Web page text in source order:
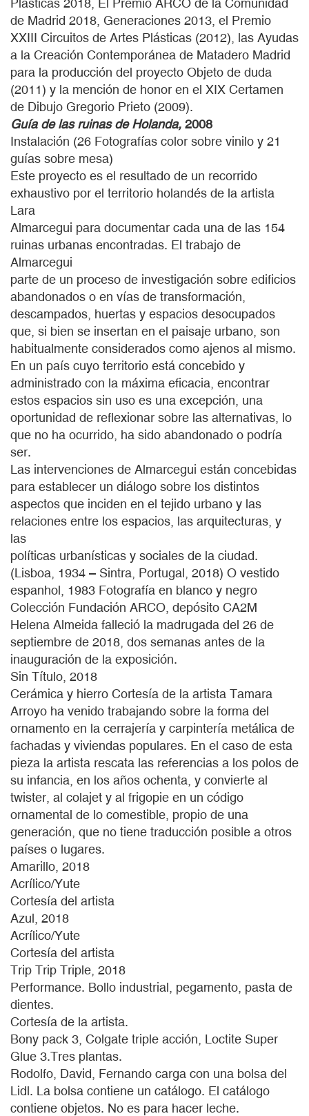
Plásticas 2018, El Premio ARCO de la Comunidad
de Madrid 2018, Generaciones 2013, el Premio
XXIII Circuitos de Artes Plásticas (2012), las Ayudas
a la Creación Contemporánea de Matadero Madrid
para la producción del proyecto Objeto de duda
(2011) y la mención de honor en el XIX Certamen
de Dibujo Gregorio Prieto (2009).
Guía de las ruinas de Holanda, 2008
Instalación (26 Fotografías color sobre vinilo y 21
guías sobre mesa)
Este proyecto es el resultado de un recorrido
exhaustivo por el territorio holandés de la artista
Lara
Almarcegui para documentar cada una de las 154
ruinas urbanas encontradas. El trabajo de
Almarcegui
parte de un proceso de investigación sobre edificios
abandonados o en vías de transformación,
descampados, huertas y espacios desocupados
que, si bien se insertan en el paisaje urbano, son
habitualmente considerados como ajenos al mismo.
En un país cuyo territorio está concebido y
administrado con la máxima eficacia, encontrar
estos espacios sin uso es una excepción, una
oportunidad de reflexionar sobre las alternativas, lo
que no ha ocurrido, ha sido abandonado o podría
ser.
Las intervenciones de Almarcegui están concebidas
para establecer un diálogo sobre los distintos
aspectos que inciden en el tejido urbano y las
relaciones entre los espacios, las arquitecturas, y
las
políticas urbanísticas y sociales de la ciudad.
(Lisboa, 1934 – Sintra, Portugal, 2018) O vestido
espanhol, 1983 Fotografía en blanco y negro
Colección Fundación ARCO, depósito CA2M
Helena Almeida falleció la madrugada del 26 de
septiembre de 2018, dos semanas antes de la
inauguración de la exposición.
Sin Título, 2018
Cerámica y hierro Cortesía de la artista Tamara
Arroyo ha venido trabajando sobre la forma del
ornamento en la cerrajería y carpintería metálica de
fachadas y viviendas populares. En el caso de esta
pieza la artista rescata las referencias a los polos de
su infancia, en los años ochenta, y convierte al
twister, al colajet y al frigopie en un código
ornamental de lo comestible, propio de una
generación, que no tiene traducción posible a otros
países o lugares.
Amarillo, 2018
Acrílico/Yute
Cortesía del artista
Azul, 2018
Acrílico/Yute
Cortesía del artista
Trip Trip Triple, 2018
Performance. Bollo industrial, pegamento, pasta de
dientes.
Cortesía de la artista.
Bony pack 3, Colgate triple acción, Loctite Super
Glue 3.Tres plantas.
Rodolfo, David, Fernando carga con una bolsa del
Lidl. La bolsa contiene un catálogo. El catálogo
contiene objetos. No es para hacer leche.